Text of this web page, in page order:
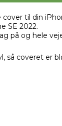
til din
SE 2022.
på og hele
så coveret er